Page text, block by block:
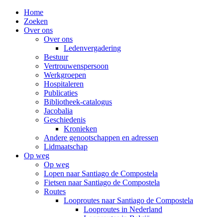
Home
Zoeken
Over ons
Over ons
Ledenvergadering
Bestuur
Vertrouwenspersoon
Werkgroepen
Hospitaleren
Publicaties
Bibliotheek-catalogus
Jacobalia
Geschiedenis
Kronieken
Andere genootschappen en adressen
Lidmaatschap
Op weg
Op weg
Lopen naar Santiago de Compostela
Fietsen naar Santiago de Compostela
Routes
Looproutes naar Santiago de Compostela
Looproutes in Nederland